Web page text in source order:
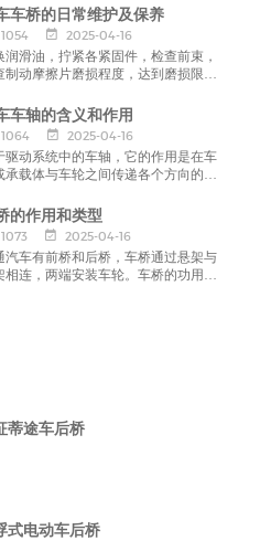
车桥的日常维护及保养
1054
2025-04-16
润滑油，拧紧各紧固件，检查前束，
制动摩擦片磨损程度，达到磨损限的
器总成
车轴的含义和作用
1064
2025-04-16
驱动系统中的车轴，它的作用是在车
承载体与车轮之间传递各个方向的作
承载式车身与车轴或车轮之间的所有
。那么汽车车轴是什么意思呢？
的作用和类型
1073
2025-04-16
汽车有前桥和后桥，车桥通过悬架与
相连，两端安装车轮。车桥的功用
蒂途车后桥
式电动车后桥